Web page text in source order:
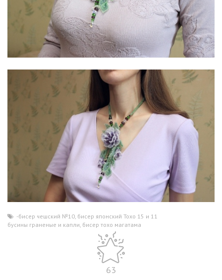
-бисер чешский №10 бисер японский Тохо 15 и 11
бусины граненые и капли бисер тохо магатама
63